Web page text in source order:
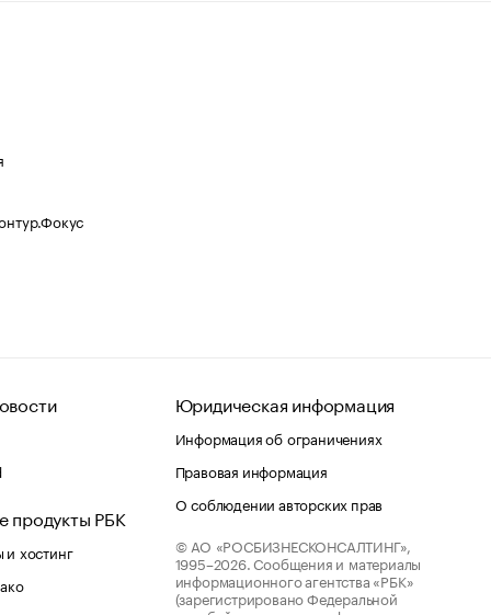
продукты РБК
хостинг
Юридическая информация
Информация об ограничениях
Правовая информация
О соблюдении авторских прав
© АО «РОСБИЗНЕСКОНСАЛТИНГ»,
1995–2026. Сообщения и материалы
информационного агентства «РБК»
(зарегистрировано Федеральной